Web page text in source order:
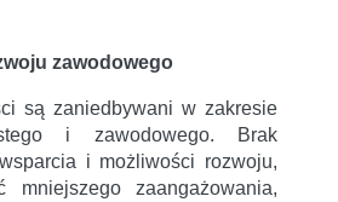
zawodowego
są zaniedbywani w zakresie
i zawodowego. Brak
i możliwości rozwoju,
mniejszego zaangażowania,